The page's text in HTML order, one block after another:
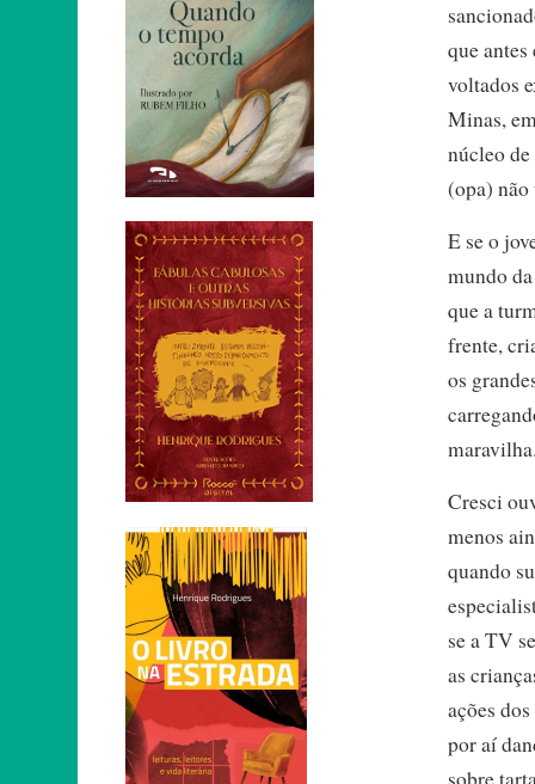
que
voltados
Minas,
núcleo
(opa) não
E se o
mundo
que a
frente,
os
Cresci
menos
quando
se a TV
as
ações
por aí